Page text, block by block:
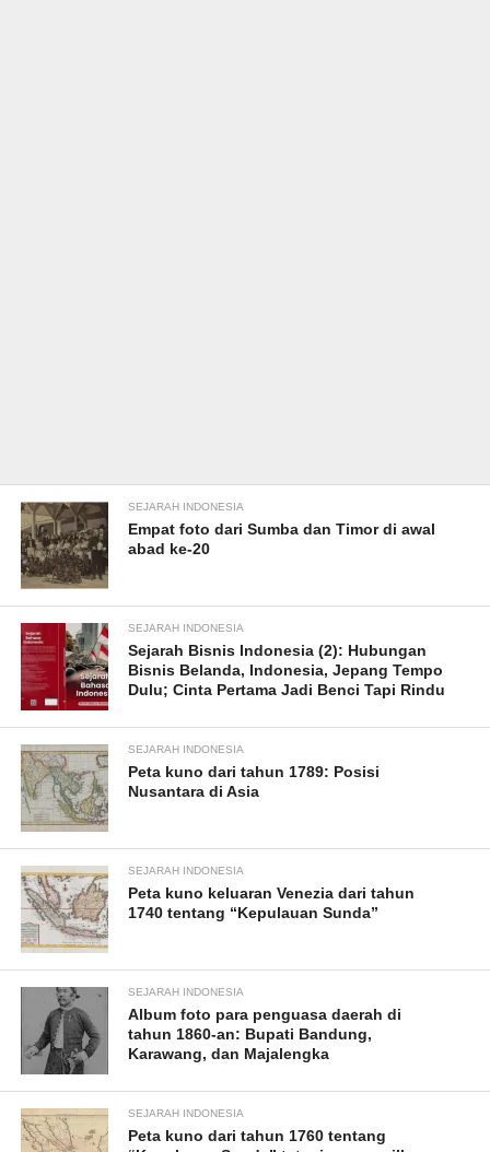
SEJARAH INDONESIA
Empat foto dari Sumba dan Timor di awal
abad ke-20
SEJARAH INDONESIA
Sejarah Bisnis Indonesia (2): Hubungan
Bisnis Belanda, Indonesia, Jepang Tempo
Dulu; Cinta Pertama Jadi Benci Tapi Rindu
SEJARAH INDONESIA
Peta kuno dari tahun 1789: Posisi
Nusantara di Asia
SEJARAH INDONESIA
Peta kuno keluaran Venezia dari tahun
1740 tentang “Kepulauan Sunda”
SEJARAH INDONESIA
Album foto para penguasa daerah di
tahun 1860-an: Bupati Bandung,
Karawang, dan Majalengka
SEJARAH INDONESIA
Peta kuno dari tahun 1760 tentang